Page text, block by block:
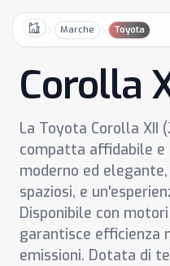
HomeMarche Toyota
Corolla
La Toyota Corolla XII
compatta affidabile e
moderno ed
spaziosi, e
Disponibile con
garantisce efficienza
emissioni. Dotata di